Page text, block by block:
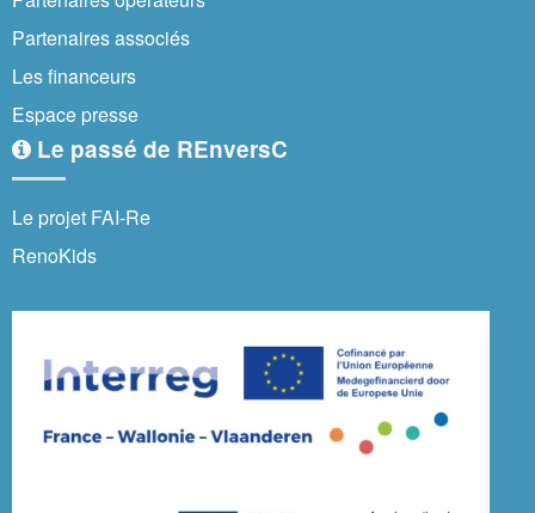
Partenaires associés
Les financeurs
Espace presse
Le passé de REnversC
Le projet FAI-Re
RenoKids